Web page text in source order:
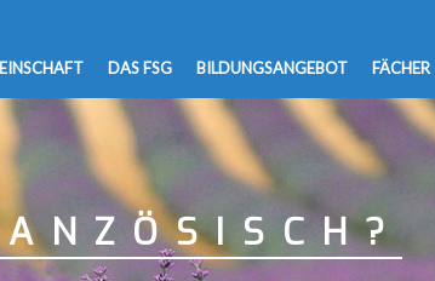
DAS FSG BILDUNGSANGEBOT FÄCHER